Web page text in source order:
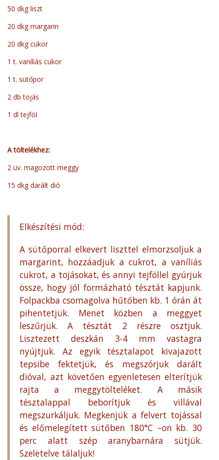
50 dkg liszt
20 dkg margarin
20 dkg cukor
1 t. vaníliás cukor
1 t. sütőpor
2 db tojás
1 dl tejföl
A töltelékhez:
2 üv. magozott meggy
15 dkg darált dió
Elkészítési mód:
A sütőporral elkevert liszttel elmorzsoljuk a
margarint, hozzáadjuk a cukrot, a vaníliás
cukrot, a tojásokat, és annyi tejföllel gyúrjuk
össze, hogy jól formázható tésztát kapjunk.
Folpackba csomagolva hűtőben kb. 1 órán át
pihentetjük. Menet közben a meggyet
leszűrjük. A tésztát 2 részre osztjuk.
Lisztezett deszkán 3-4 mm vastagra
nyújtjuk. Az egyik tésztalapot kivajazott
tepsibe fektetjük, és megszórjuk darált
dióval, azt követően egyenletesen elterítjük
rajta a meggytölteléket. A másik
tésztalappal beborítjuk és villával
megszurkáljuk. Megkenjük a felvert tojással
és előmelegített sütőben 180°C –on kb. 30
perc alatt szép aranybarnára sütjük.
Szeletelve tálaljuk!